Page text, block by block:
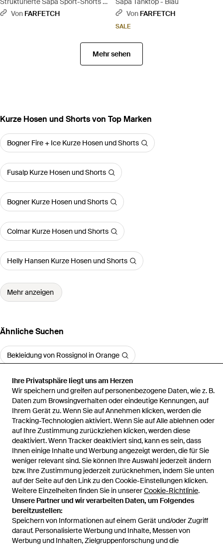
Ihre Privatsphäre liegt uns am Herzen
Wir speichern und greifen auf personenbezogene Daten, wie z. B.
Daten zum Browsingverhalten oder eindeutige Kennungen, auf
Ihrem Gerät zu. Wenn Sie auf Annehmen klicken, werden die
Tracking-Technologien aktiviert. Wenn Sie auf Alle ablehnen oder
auf Ihre Zustimmung zurückziehen klicken, werden diese
deaktiviert. Wenn Tracker deaktiviert sind, kann es sein, dass
Ihnen einige Inhalte und Werbung angezeigt werden, die für Sie
weniger relevant sind. Sie können Ihre Auswahl jederzeit ändern
bzw. Ihre Zustimmung jederzeit zurücknehmen, indem Sie unten
auf der Seite auf den Link zu den Cookie-Einstellungen klicken.
Weitere Einzelheiten finden Sie in unsererCookie-Richtlinie.
Unsere Partner und wir verarbeiten Daten, um Folgendes
bereitzustellen:
Speichern von Informationen auf einem Gerät und/oder Zugriff
darauf. Personalisierte Werbung und Inhalte, Messen von
Werbung und Inhalten, Zielgruppenforschung und die
Schwarz
Von FARFETCH
Von FARFETCH
SALE
Mehr sehen
Kurze Hosen und Shorts von Top Marken
Bogner Fire + Ice Kurze Hosen und Shorts
Fusalp Kurze Hosen und Shorts
Bogner Kurze Hosen und Shorts
Colmar Kurze Hosen und Shorts
Helly Hansen Kurze Hosen und Shorts
Mehr anzeigen
Ähnliche Suchen
Bekleidung von Rossignol in Orange
Startseite Herren Kurze Hosen und Shorts Sapa Trail Laufshorts
Hilfe und Informationen